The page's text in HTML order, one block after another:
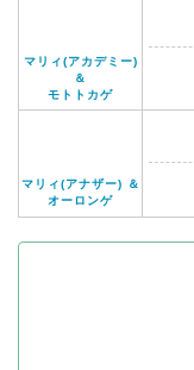
マリィ(アカデミー)
＆
モトトカゲ
マリィ(アナザー) ＆
オーロンゲ